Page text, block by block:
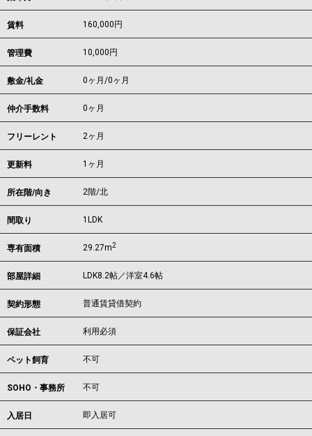
賃料 160,000 円
管理費 10,000円
敷金/礼金 0ヶ月/0ヶ月
仲介手数料 0ヶ月
フリーレント 2ヶ月
更新料 1ヶ月
所在階/向き 2階/北
間取り 1LDK
専有面積 29.27m2
部屋詳細 LDK8.2帖／洋室4.6帖
契約形態 普通賃貸借契約
保証会社 利用必須
ペット飼育 不可
SOHO・事務所 不可
入居日 即入居可